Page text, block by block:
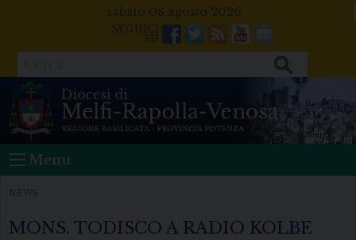
sabato 08 agosto 2026
Facebook
Twitter
FeedsYoutube
Mail
Menu
NEWS
MONS. TODISCO A RADIO KOLBE